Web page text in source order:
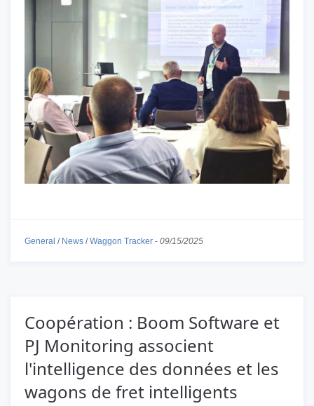
General / News /Waggon Tracker - 09/15/2025
Coopération : Boom Software et
PJ Monitoring associent
l'intelligence des données et les
wagons de fret intelligents